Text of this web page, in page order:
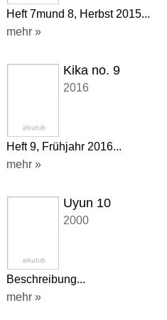
Heft 7mund 8, Herbst 2015...
mehr »
Kika no. 9
2016
Heft 9, Frühjahr 2016...
mehr »
Uyun 10
2000
Beschreibung...
mehr »